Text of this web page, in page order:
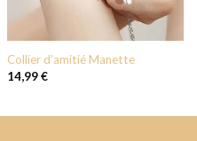
Collier d’amitié Manette
14,99€